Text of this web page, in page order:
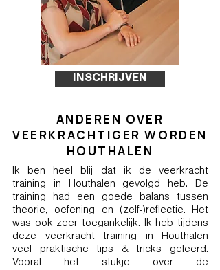
INSCHRIJVEN
ANDEREN OVER
VEERKRACHTIGER WORDEN
HOUTHALEN
Ik ben heel blij dat ik de veerkracht
training in Houthalen gevolgd heb. De
training had een goede balans tussen
theorie, oefening en (zelf-)reflectie. Het
was ook zeer toegankelijk. Ik heb tijdens
deze veerkracht training in Houthalen
veel praktische tips & tricks geleerd.
Vooral het stukje over de